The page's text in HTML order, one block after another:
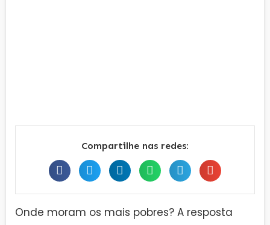
Compartilhe nas redes:
Onde moram os mais pobres? A resposta